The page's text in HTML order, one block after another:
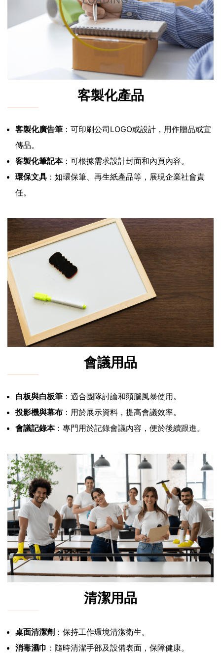
客製化產品
客製化廣告筆 ：可印刷公司LOGO或設計，用作贈品或宣
傳品。
客製化筆記本：可根據需求設計封面和內頁內容。
環保文具 ：如環保筆、再生紙產品等，展現企業社會責
任。
會議用品
白板與白板筆 ：適合團隊討論和頭腦風暴使用。
投影機與幕布 ：用於展示資料，提高會議效率。
會議記錄本：專門用於記錄會議內容，便於後續跟進。
清潔用品
桌面清潔劑 ：保持工作環境清潔衛生。
消毒濕巾 ：隨時清潔手部及設備表面，保障健康。